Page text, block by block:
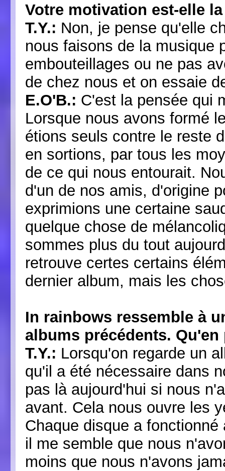
Votre motivation est-elle
T.Y.: Non, je pense qu'elle
nous faisons de la musique
embouteillages ou ne pas
de chez nous et on essaie
E.O'B.: C'est la pensée qui
Lorsque nous avons formé
étions seuls contre le reste
en sortions, par tous les
de ce qui nous entourait.
d'un de nos amis, d'origine
exprimions une certaine
quelque chose de
sommes plus du tout
retrouve certes certains
dernier album, mais les
In rainbows ressemble à
albums précédents. Qu'en
T.Y.: Lorsqu'on regarde un
qu'il a été nécessaire dans
pas là aujourd'hui si nous
avant. Cela nous ouvre les
Chaque disque a
il me semble que nous
moins que nous n'avons